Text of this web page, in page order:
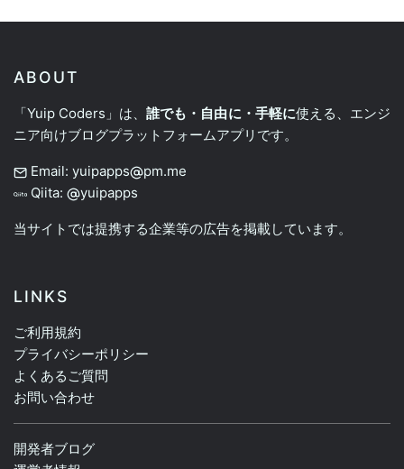
ABOUT
「Yuip Coders」は、誰でも・自由に・手軽に使える、エンジ
ニア向けブログプラットフォームアプリです。
Email: yuipapps
pm.me
Qiita:
yuipapps
当サイトでは提携する企業等の広告を掲載しています。
LINKS
ご利用規約
プライバシーポリシー
よくあるご質問
お問い合わせ
開発者ブログ